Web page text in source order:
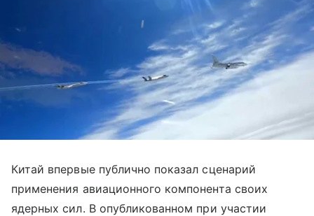
Китай впервые публично показал сценарий
применения авиационного компонента своих
ядерных сил. В опубликованном при участии